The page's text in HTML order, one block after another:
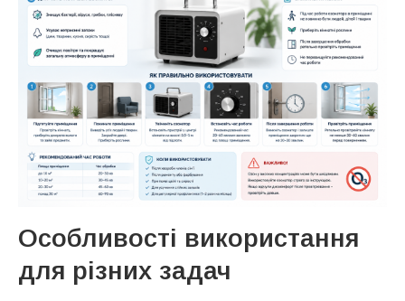
Особливості використання
для різних задач